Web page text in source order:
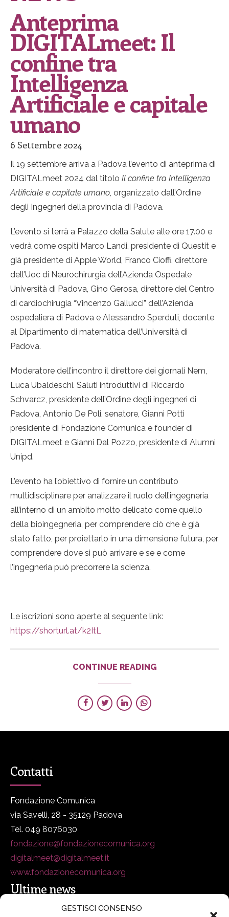
GESTISCI CONSENSO
Anteprima
DIGITALmeet: Il
confine tra
Intelligenza
Artificiale e capitale
umano
6 Settembre 2024
Il 19 settembre arriva a Padova l’evento di anteprima di
DIGITALmeet 2024 dal titolo Il confine tra Intelligenza
Artificiale e capitale umano, organizzato dall’Ordine
degli Ingegneri della provincia di Padova.
L’evento si terrà a Palazzo della Salute alle ore 17.00 e
vedrà come ospiti Marco Landi, presidente di Questit e
già presidente di Apple World, Franco Cioffi, direttore
dell’Uoc di Neurochirurgia dell’Azienda Ospedale
Università di Padova, Gino Gerosa, direttore del Centro
di cardiochirugia “Vincenzo Gallucci” dell’Azienda
ospedaliera di Padova e Alessandro Sperduti, docente
al Dipartimento di matematica dell’Università di
Padova.
Moderatore dell’incontro il direttore dei giornali Nem,
Luca Ubaldeschi. Saluti introduttivi di Riccardo
Schvarcz, presidente dell’Ordine degli ingegneri di
Padova, Antonio De Poli, senatore, Gianni Potti
presidente di Fondazione Comunica e founder di
DIGITALmeet e Gianni Dal Pozzo, presidente di Alumni
Unipd.
L’evento ha l’obiettivo di fornire un contributo
multidisciplinare per analizzare il ruolo dell’ingegneria
all’interno di un ambito molto delicato come quello
della bioingegneria, per comprendere ciò che è già
stato fatto, per proiettarlo in una dimensione futura, per
comprendere dove si può arrivare e se e come
l’ingegneria può precorrere la scienza.
Le iscrizioni sono aperte al seguente link:
https://shorturl.at/k2ItL
CONTINUE READING
Contatti
Fondazione Comunica
via Savelli, 28 - 35129 Padova
Tel. 049 8076030
fondazione@fondazionecomunica.org
digitalmeet@digitalmeet.it
www.fondazionecomunica.org
Ultime news